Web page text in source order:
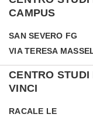
CAMPUS
SAN SEVERO FG
VIA TERESA
CENTRO
VINCI
RACALE LE